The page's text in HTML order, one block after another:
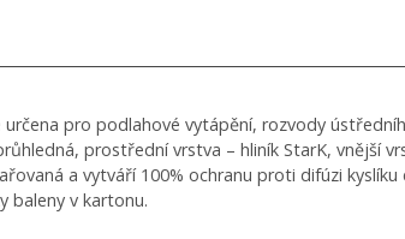
pro podlahové vytápění, rozvody
prostřední vrstva – hliník StarK, vnější
a vytváří 100% ochranu proti difúzi kyslíku
baleny v kartonu.